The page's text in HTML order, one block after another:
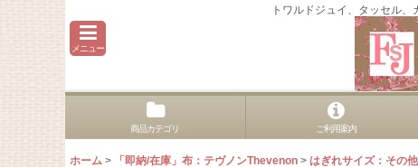
トワルドジュイ、タッセル
メニュー
商品カテゴリ ご利用案内
ホーム > 「即納/在庫」布：テヴノンThevenon > はぎれサイズ：その